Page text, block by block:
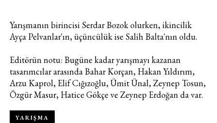
Yarışmanın birincisi Serdar Bozok olurken, ikincilik
Ayça Pelvanlar'ın, üçüncülük ise Salih Balta'nın oldu.
Editörün notu: Bugüne kadar yarışmayı kazanan
tasarımcılar arasında Bahar Korçan, Hakan Yıldırım,
Arzu Kaprol, Elif Cığızoğlu, Ümit Ünal, Zeynep Tosun,
Özgür Masur, Hatice Gökçe ve Zeynep Erdoğan da var.
YARIŞMA